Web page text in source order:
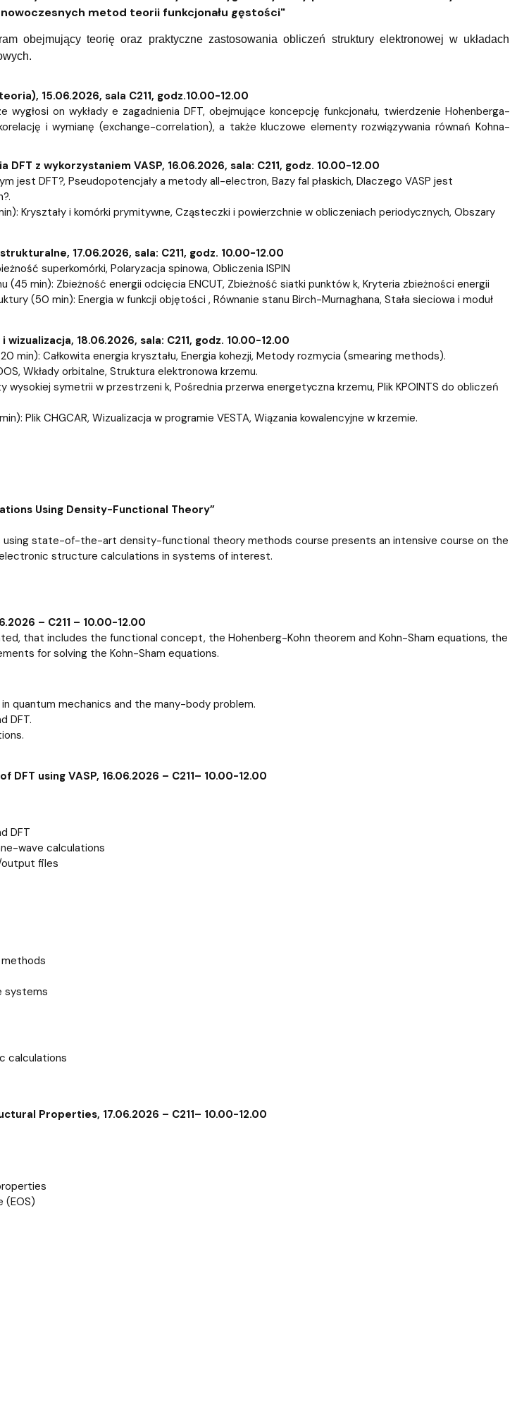
metod teorii funkcjonału gęstości"
obejmujący teorię oraz praktyczne zastosowania obliczeń struktury elektronowej w układach
15.06.2026, sala C211, godz.10.00-12.00
on wykłady e zagadnienia DFT, obejmujące koncepcję funkcjonału, twierdzenie Hohenberga-
i wymianę (exchange-correlation), a także kluczowe elementy rozwiązywania równań Kohna-
DFT z wykorzystaniem VASP, 16.06.2026, sala: C211, godz. 10.00-12.00
jest DFT?, Pseudopotencjały a metody all-electron, Bazy fal płaskich, Dlaczego VASP jest
Kryształy i komórki prymitywne, Cząsteczki i powierzchnie w obliczeniach periodycznych, Obszary
17.06.2026, sala: C211, godz. 10.00-12.00
superkomórki, Polaryzacja spinowa, Obliczenia ISPIN
(45 min): Zbieżność energii odcięcia ENCUT, Zbieżność siatki punktów k, Kryteria zbieżności energii
(50 min): Energia w funkcji objętości , Równanie stanu Birch-Murnaghana, Stała sieciowa i moduł
18.06.2026, sala: C211, godz. 10.00-12.00
min): Całkowita energia kryształu, Energia kohezji, Metody rozmycia (smearing methods).
Wkłady orbitalne, Struktura elektronowa krzemu.
wysokiej symetrii w przestrzeni k, Pośrednia przerwa energetyczna krzemu, Plik KPOINTS do obliczeń
Plik CHGCAR, Wizualizacja w programie VESTA, Wiązania kowalencyjne w krzemie.
Using Density-Functional Theory”
state-of-the-art density-functional theory methods course presents an intensive course on the
structure calculations in systems of interest.
– C211 – 10.00-12.00
that includes the functional concept, the Hohenberg-Kohn theorem and Kohn-Sham equations, the
for solving the Kohn-Sham equations.
quantum mechanics and the many-body problem.
DFT.
using VASP, 16.06.2026 – C211– 10.00-12.00
DFT
wave calculations
output files
systems
calculations
Properties, 17.06.2026 – C211– 10.00-12.00
(EOS)